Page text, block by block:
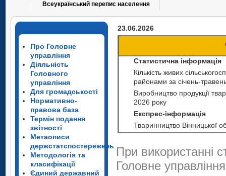
Всеукраїнський перепис населення
Про Головне
управління
Діяльність
Головного
управління
Для громадськості
Нормативно-
правова база
Термін подання
звітності
Метаописи
держстатспостережень
Методологія та
класифікації
Єдиний державний
23.06.2026
Статистична інформація
Кількість живих
районами за січень-
Виробництво продукції
2026 року
Експрес-інформація
Тваринництво Вінницької
При використанні
Головне